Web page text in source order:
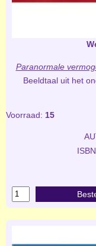
Paranormale
Beeldtaal uit het
Voorraad: 15